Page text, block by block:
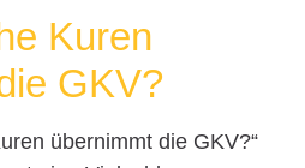
Kuren
GKV?
übernimmt die GKV?“